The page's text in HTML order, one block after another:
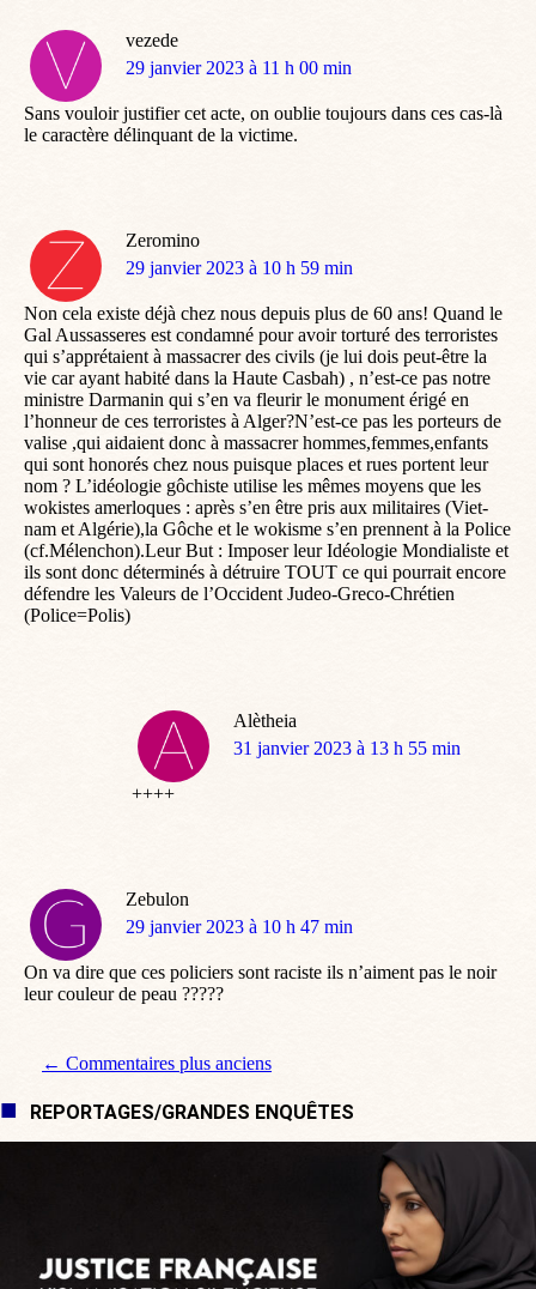
vezede
dit
29 janvier 2023 à 11 h 00 min
Sans vouloir justifier cet acte, on oublie toujours dans ces cas-là
le caractère délinquant de la victime.
Zeromino
dit
29 janvier 2023 à 10 h 59 min
Non cela existe déjà chez nous depuis plus de 60 ans! Quand le
Gal Aussasseres est condamné pour avoir torturé des terroristes
qui s’apprétaient à massacrer des civils (je lui dois peut-être la
vie car ayant habité dans la Haute Casbah) , n’est-ce pas notre
ministre Darmanin qui s’en va fleurir le monument érigé en
l’honneur de ces terroristes à Alger?N’est-ce pas les porteurs de
valise ,qui aidaient donc à massacrer hommes,femmes,enfants
qui sont honorés chez nous puisque places et rues portent leur
nom ? L’idéologie gôchiste utilise les mêmes moyens que les
wokistes amerloques : après s’en être pris aux militaires (Viet-
nam et Algérie),la Gôche et le wokisme s’en prennent à la Police
(cf.Mélenchon).Leur But : Imposer leur Idéologie Mondialiste et
ils sont donc déterminés à détruire TOUT ce qui pourrait encore
défendre les Valeurs de l’Occident Judeo-Greco-Chrétien
(Police=Polis)
Alètheia
dit
31 janvier 2023 à 13 h 55 min
++++
Zebulon
dit
29 janvier 2023 à 10 h 47 min
On va dire que ces policiers sont raciste ils n’aiment pas le noir
leur couleur de peau ?????
Navigation de commentaire
← Commentaires plus anciens
REPORTAGES/GRANDES ENQUÊTES